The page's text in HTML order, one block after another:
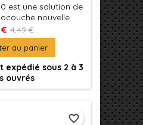
est une solution de
nouvelle
simplement une
directement sur
le tour est joué ! La
à la fois un
intense et un
en une seule
€ 4,49 €
au panier
expédié sous 2 à 3
ouvrés
favorite_border